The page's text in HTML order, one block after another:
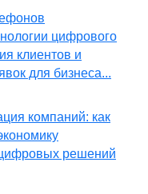
цифрового
клиентов и
для бизнеса...
компаний: как
решений